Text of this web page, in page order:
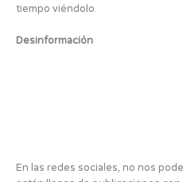
tiempo viéndolo.
Desinformación
En las redes sociales, no nos